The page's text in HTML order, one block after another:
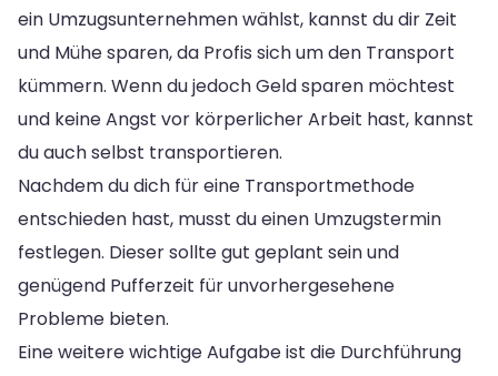
ein Umzugsunternehmen wählst, kannst du dir Zeit
und Mühe sparen, da Profis sich um den Transport
kümmern. Wenn du jedoch Geld sparen möchtest
und keine Angst vor körperlicher Arbeit hast, kannst
du auch selbst transportieren.
Nachdem du dich für eine Transportmethode
entschieden hast, musst du einen Umzugstermin
festlegen. Dieser sollte gut geplant sein und
genügend Pufferzeit für unvorhergesehene
Probleme bieten.
Eine weitere wichtige Aufgabe ist die Durchführung